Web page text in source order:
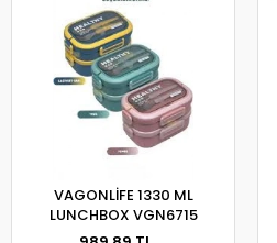
VAGONLİFE 1330 ML
LUNCHBOX VGN6715